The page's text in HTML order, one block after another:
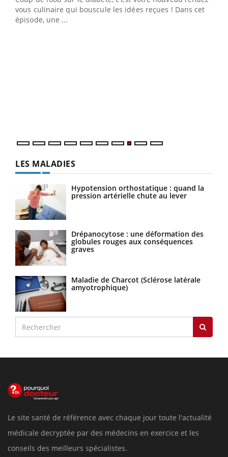
vous culinaire qui bouscule les idées reçues ! Dans cet
épisode, une ...
travail" de Pourquoi Docteur reçoivent Régis Blugeon,
DRH et directeur ...
LES MALADIES
Hypotension orthostatique : quand la
pression artérielle chute au lever
Drépanocytose : une déformation des
globules rouges aux conséquences
graves
Maladie de Charcot (Sclérose latérale
amyotrophique)
Le site santé de référence avec chaque jour toute l'actualité
médicale decryptée par des médecins en exercice et les
conseils des meilleurs spécialistes.